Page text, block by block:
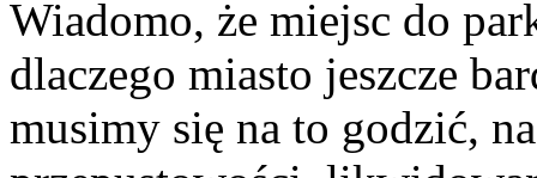
Wiadomo, że miejsc do
dlaczego miasto jeszcze
musimy się na to godzić,